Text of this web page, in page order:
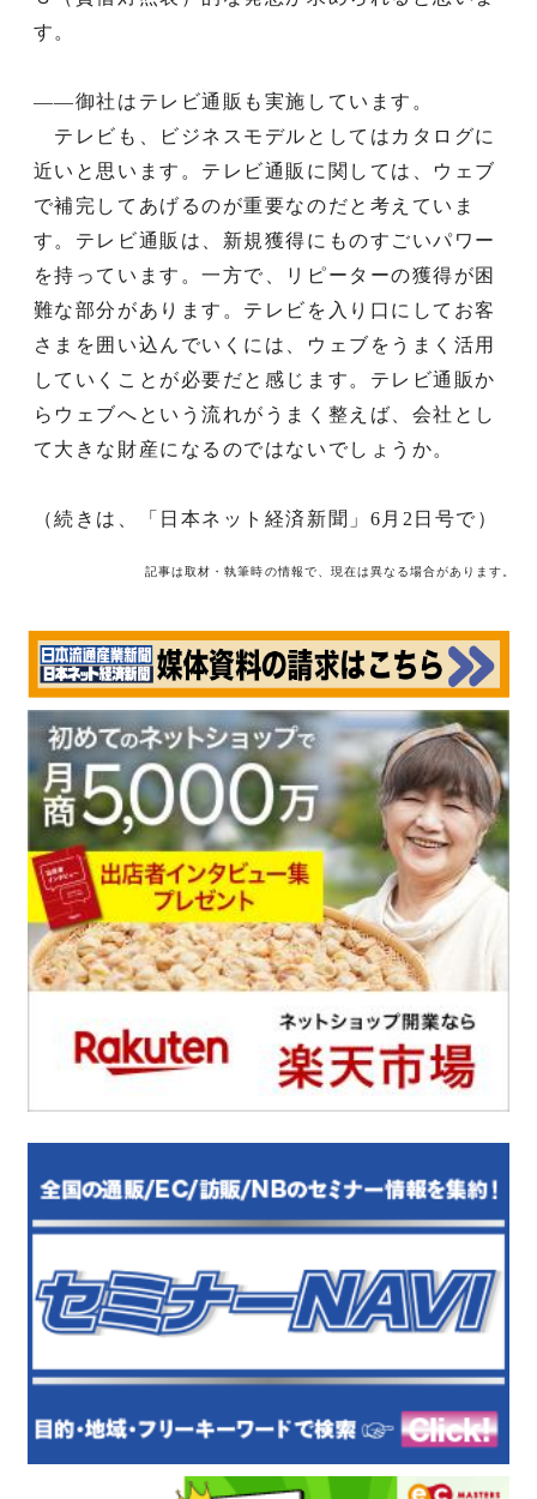
す。
——御社はテレビ通販も実施しています。
テレビも、ビジネスモデルとしてはカタログに
近いと思います。テレビ通販に関しては、ウェブ
で補完してあげるのが重要なのだと考えていま
す。テレビ通販は、新規獲得にものすごいパワー
を持っています。一方で、リピーターの獲得が困
難な部分があります。テレビを入り口にしてお客
さまを囲い込んでいくには、ウェブをうまく活用
していくことが必要だと感じます。テレビ通販か
らウェブへという流れがうまく整えば、会社とし
て大きな財産になるのではないでしょうか。
（続きは、「日本ネット経済新聞」6月2日号で）
記事は取材・執筆時の情報で、現在は異なる場合があります。